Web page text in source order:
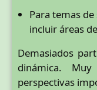
Para temas
incluir áreas
Demasiados
dinámica.
perspectivas